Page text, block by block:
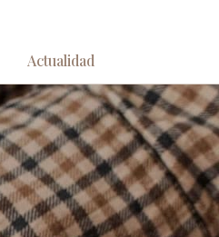
Actualidad